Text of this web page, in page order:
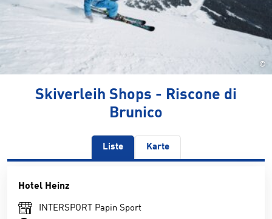
©
Skiverleih Shops - Riscone di
Brunico
Liste Karte
Hotel Heinz
INTERSPORT Papin Sport